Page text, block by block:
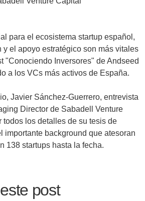
para el ecosistema startup español,
el apoyo estratégico son más vitales
"Conociendo Inversores" de Andseed
a los VCs más activos de España.
Javier Sánchez-Guerrero, entrevista
Director de Sabadell Venture
todos los detalles de su tesis de
importante background que atesoran
138 startups hasta la fecha.
post